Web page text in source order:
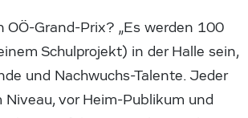
OÖ-Grand-Prix? „Es werden 100
Schulprojekt) in der Halle sein,
und Nachwuchs-Talente. Jeder
Niveau, vor Heim-Publikum und